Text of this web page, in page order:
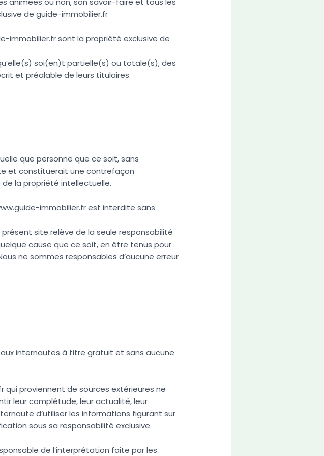
de guide-immobilier.fr
immobilier.fr sont la propriété exclusive de
soi(en)t partielle(s) ou totale(s), des
et préalable de leurs titulaires.
que personne que ce soit, sans
et constituerait une contrefaçon
la propriété intellectuelle.
immobilier.fr est interdite sans
site relève de la seule responsabilité
cause que ce soit, en être tenus pour
ne sommes responsables d’aucune erreur
internautes à titre gratuit et sans aucune
qui proviennent de sources extérieures ne
leur complétude, leur actualité, leur
d’utiliser les informations figurant sur
sous sa responsabilité exclusive.
de l’interprétation faite par les